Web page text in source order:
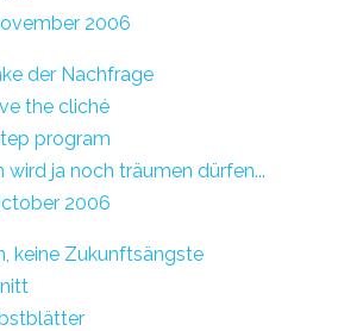
2006
der Nachfrage
the cliché
program
wird ja noch träumen dürfen...
2006
keine Zukunftsängste